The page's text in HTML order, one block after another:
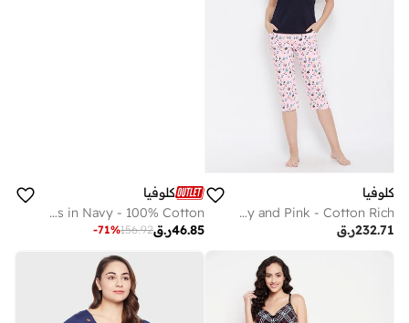
كلوفيا
Clovia Sweet Heart Top and Pyjama in Navy and Pink - Cotton Rich
ر.ق232.71
كلوفيا
Clovia Star Print Short Nightdress in Navy - 100% Cotton
ر.ق46.85
156.92
-71%